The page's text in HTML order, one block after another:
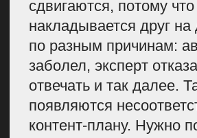
Чем больше потенциальных
экспертов, тем лучше. Потому
что, если даже все пять человек
внезапно захотят ответить
и смогут это сделать, у вас
будет интересная
разнообразная статья с,
возможно, разными мнениями.
то будет хотя бы один. Но чаще